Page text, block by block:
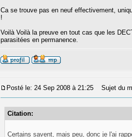
Ca se trouve pas en neuf effectivement,
!
Voilà Voilà la preuve en tout cas que les
parasitées en permanence.
Posté le: 24 Sep 2008 à 21:25 Sujet du
Citation:
Certains savent, mais peu, donc je l'ai